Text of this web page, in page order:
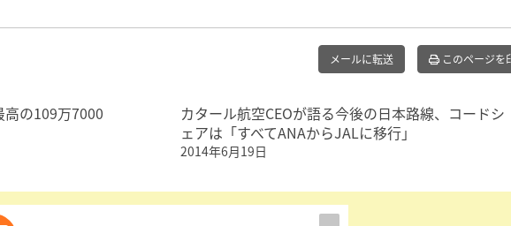
メールに転送 このページを
の109万7000
カタール航空CEOが語る今後の日本路線、コードシ
ェアは「すべてANAからJALに移行」
2014年6月19日